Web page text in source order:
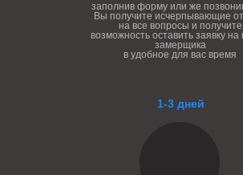
1-3 дней
заполнив форму или же
Вы получите исчерпывающие
на все вопросы и получите
возможность оставить заявку на
замерщика
в удобное для вас время